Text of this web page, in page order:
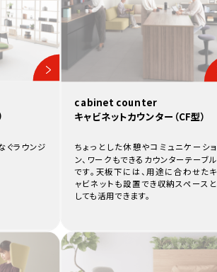
ぐラウンジ
cabinet counter
キャビネットカウンター（CF型）
ちょっとした休憩やコミュニケーショ
ン、ワークもできるカウンターテーブル
です。天板下には、用途に合わせたキ
ャビネットも設置でき収納スペースと
しても活用できます。